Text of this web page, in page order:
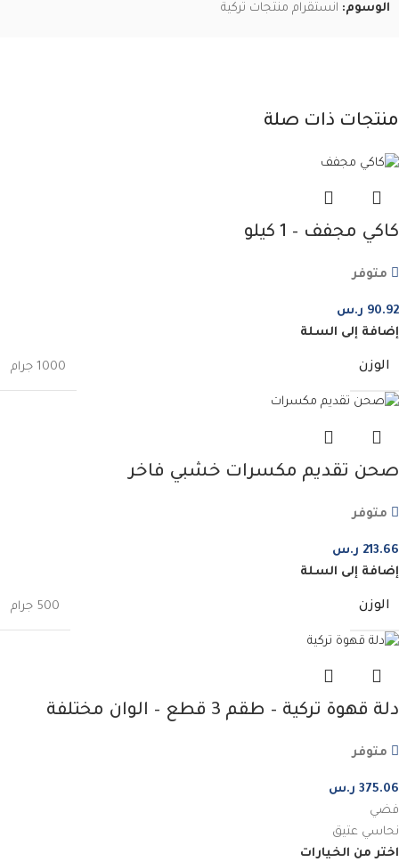
الوسوم: انستقرام منتجات تركية
منتجات ذات صلة
كاكي مجفف – 1 كيلو
متوفر
90.92 ر.س
إضافة إلى السلة
الوزن 1000 جرام
صحن تقديم مكسرات خشبي فاخر
متوفر
213.66 ر.س
إضافة إلى السلة
الوزن 500 جرام
دلة قهوة تركية – طقم 3 قطع – الوان مختلفة
متوفر
375.06 ر.س
فضي
نحاسي عتيق
اختر من الخيارات